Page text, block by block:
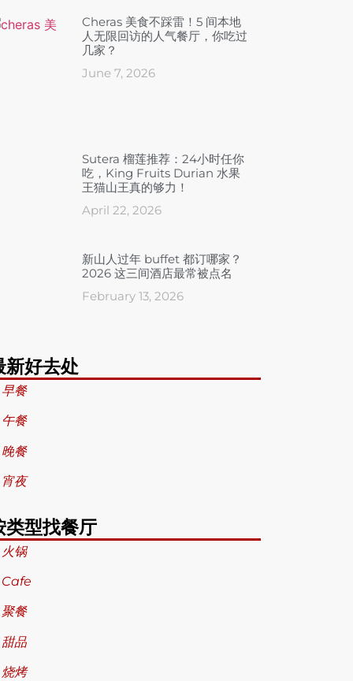
Cheras 美食不踩雷！5 间本地
人无限回访的人气餐厅，你吃过
几家？
June 7, 2026
Sutera 榴莲推荐：24小时任你
吃，King Fruits Durian 水果
王猫山王真的够力！
April 22, 2026
新山人过年 buffet 都订哪家？
2026 这三间酒店最常被点名
February 13, 2026
新好去处
餐
餐
餐
夜
类型找餐厅
锅
餐
品
烤